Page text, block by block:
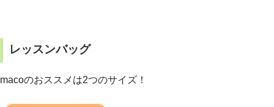
レッスンバッグ
macoのおススメは2つのサイズ！